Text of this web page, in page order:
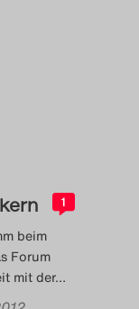
1
beim
Forum
mit der…